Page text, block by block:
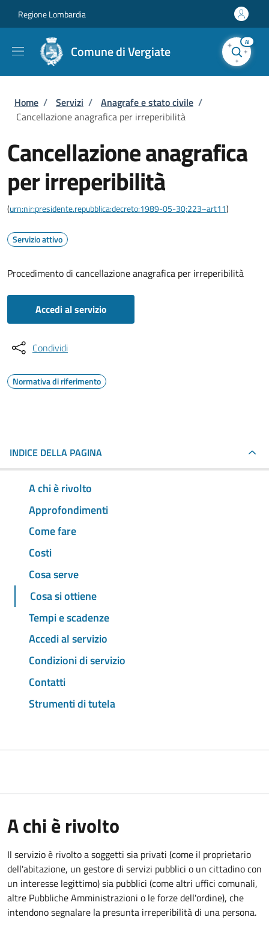
Regione Lombardia
Comune di Vergiate
AI
Briciole di pane
Home / Servizi / Anagrafe e stato civile /
Cancellazione anagrafica per irreperibilità
Cancellazione anagrafica
per irreperibilità
(urn:nir:presidente.repubblica:decreto:1989-05-30;223~art11)
Servizio attivo
Procedimento di cancellazione anagrafica per irreperibilità
Accedi al servizio
Condividi
Normativa di riferimento
INDICE DELLA PAGINA
A chi è rivolto
Approfondimenti
Come fare
Costi
Cosa serve
Cosa si ottiene
Tempi e scadenze
Accedi al servizio
Condizioni di servizio
Contatti
Strumenti di tutela
A chi è rivolto
Il servizio è rivolto a soggetti sia privati (come il proprietario
dell'abitazione, un gestore di servizi pubblici o un cittadino con
un interesse legittimo) sia pubblici (come altri uffici comunali,
altre Pubbliche Amministrazioni o le forze dell'ordine), che
intendono segnalare la presunta irreperibilità di una persona.